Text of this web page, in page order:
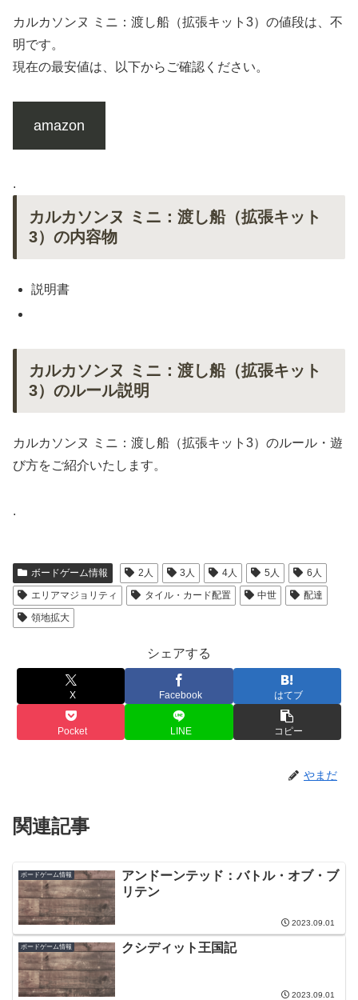
カルカソンヌ ミニ：渡し船（拡張キット3）の値段は、不
明です。
現在の最安値は、以下からご確認ください。
amazon
.
カルカソンヌ ミニ：渡し船（拡張キット
3）の内容物
説明書
カルカソンヌ ミニ：渡し船（拡張キット
3）のルール説明
カルカソンヌ ミニ：渡し船（拡張キット3）のルール・遊
び方をご紹介いたします。
.
ボードゲーム情報 2人 3人 4人 5人
6人
エリアマジョリティ
タイル・カード配置 中世
配達
領地拡大
シェアする
X Facebook はてブ
Pocket LINE コピー
やまだ
関連記事
ボードゲーム情報
アンドーンテッド：バトル・オブ・ブ
リテン
2023.09.01
ボードゲーム情報 クシディット王国記
2023.09.01